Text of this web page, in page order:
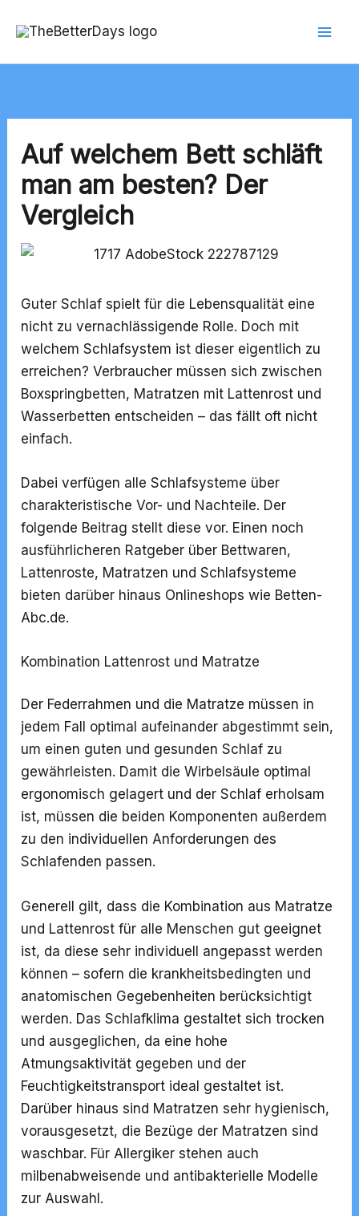
Inhalt
Auf welchem Bett schläft
man am besten? Der
Vergleich
Guter Schlaf spielt für die Lebensqualität eine
nicht zu vernachlässigende Rolle. Doch mit
welchem Schlafsystem ist dieser eigentlich zu
erreichen? Verbraucher müssen sich zwischen
Boxspringbetten, Matratzen mit Lattenrost und
Wasserbetten entscheiden – das fällt oft nicht
einfach.
Dabei verfügen alle Schlafsysteme über
charakteristische Vor- und Nachteile. Der
folgende Beitrag stellt diese vor. Einen noch
ausführlicheren Ratgeber über Bettwaren,
Lattenroste, Matratzen und Schlafsysteme
bieten darüber hinaus Onlineshops wie Betten-
Abc.de.
Kombination Lattenrost und Matratze
Der Federrahmen und die Matratze müssen in
jedem Fall optimal aufeinander abgestimmt sein,
um einen guten und gesunden Schlaf zu
gewährleisten. Damit die Wirbelsäule optimal
ergonomisch gelagert und der Schlaf erholsam
ist, müssen die beiden Komponenten außerdem
zu den individuellen Anforderungen des
Schlafenden passen.
Generell gilt, dass die Kombination aus Matratze
und Lattenrost für alle Menschen gut geeignet
ist, da diese sehr individuell angepasst werden
können – sofern die krankheitsbedingten und
anatomischen Gegebenheiten berücksichtigt
werden. Das Schlafklima gestaltet sich trocken
und ausgeglichen, da eine hohe
Atmungsaktivität gegeben und der
Feuchtigkeitstransport ideal gestaltet ist.
Darüber hinaus sind Matratzen sehr hygienisch,
vorausgesetzt, die Bezüge der Matratzen sind
waschbar. Für Allergiker stehen auch
milbenabweisende und antibakterielle Modelle
zur Auswahl.